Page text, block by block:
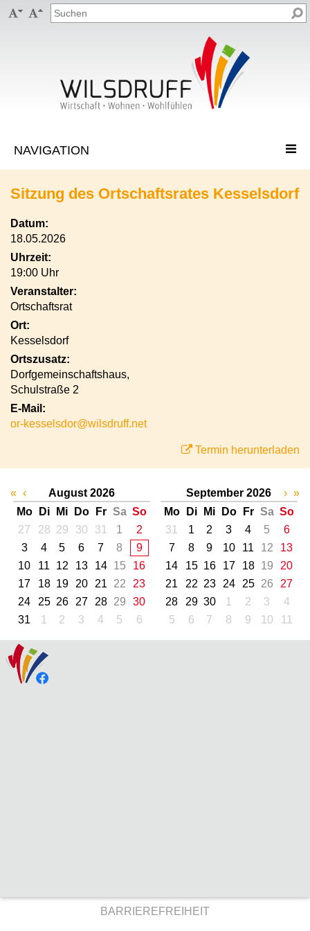
 
Sitzung des Ortschaftsrates Kesselsdorf
Datum:
18.05.2026
Uhrzeit:
19:00 Uhr
Veranstalter:
Ortschaftsrat
Ort:
Kesselsdorf
Ortszusatz:
Dorfgemeinschaftshaus,
Schulstraße 2
E-Mail:
or-kesselsdor@wilsdruff.net
Termin herunterladen
« ‹
August 2026
Mo
Di Mi Do Fr Sa So
27
28 29 30 31 1
2
3
4 5 6 7 8
9
10
11 12 13 14 15
16
17
18 19 20 21 22
23
24
25 26 27 28 29
30
31
1 2 3 4 5 6
September 2026
Mo
Di Mi Do Fr Sa So
31
1 2 3 4 5
6
7
8 9 10 11 12
13
14
15 16 17 18 19
20
21
22 23 24 25 26
27
28
29 30 1 2 3
4
5
6 7 8 9 10 11
› »
BARRIEREFREIHEIT